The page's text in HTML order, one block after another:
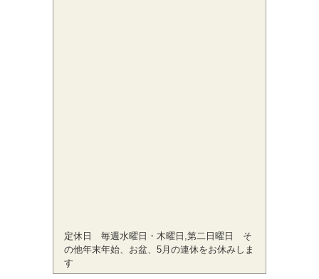
定休日 毎週水曜日・木曜日,第二日曜日 そ
の他年末年始、お盆、5月の連休をお休みしま
す